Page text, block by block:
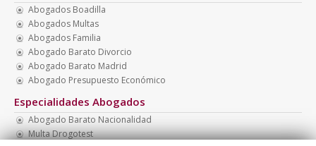
Abogados Boadilla
Abogados Multas
Abogados Familia
Abogado Barato Divorcio
Abogado Barato Madrid
Abogado Presupuesto Económico
Especialidades Abogados
Abogado Barato Nacionalidad
Multa Drogotest